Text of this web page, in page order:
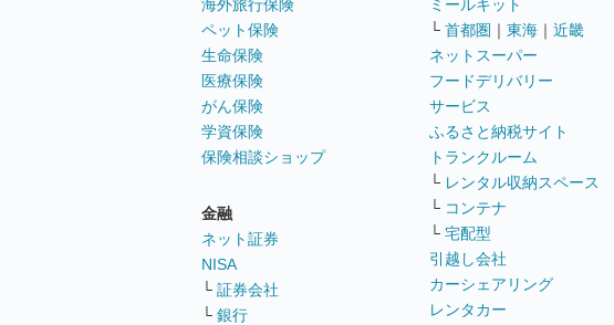
海外旅行保険
ペット保険
生命保険
医療保険
がん保険
学資保険
保険相談ショップ
金融
ネット証券
NISA
└ 証券会社
└ 銀行
ミールキット
└ 首都圏 ｜ 東海 ｜ 近畿
ネットスーパー
フードデリバリー
サービス
ふるさと納税サイト
トランクルーム
└ レンタル収納スペース
└ コンテナ
└ 宅配型
引越し会社
カーシェアリング
レンタカー